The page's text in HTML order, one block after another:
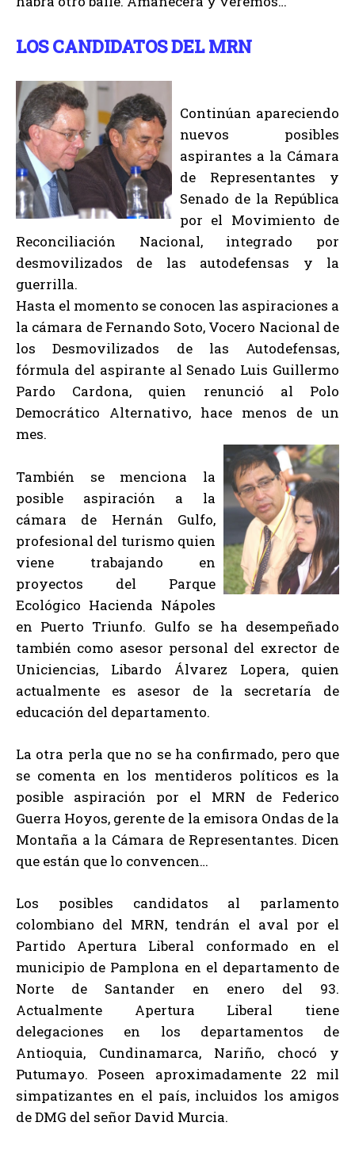
LOS CANDIDATOS DEL MRN
Continúan apareciendo
nuevos posibles
aspirantes a la Cámara
de Representantes y
Senado de la República
por el Movimiento de
Reconciliación Nacional, integrado por
desmovilizados de las autodefensas y la
guerrilla.
Hasta el momento se conocen las aspiraciones a
la cámara de Fernando Soto, Vocero Nacional de
los Desmovilizados de las Autodefensas,
fórmula del aspirante al Senado Luis Guillermo
Pardo Cardona, quien renunció al Polo
Democrático Alternativo, hace menos de un
mes.
También se menciona la
posible aspiración a la
cámara de Hernán Gulfo,
profesional del turismo quien
viene trabajando en
proyectos del Parque
Ecológico Hacienda Nápoles
en Puerto Triunfo. Gulfo se ha desempeñado
también como asesor personal del exrector de
Uniciencias, Libardo Álvarez Lopera, quien
actualmente es asesor de la secretaría de
educación del departamento.
La otra perla que no se ha confirmado, pero que
se comenta en los mentideros políticos es la
posible aspiración por el MRN de Federico
Guerra Hoyos, gerente de la emisora Ondas de la
Montaña a la Cámara de Representantes. Dicen
que están que lo convencen…
Los posibles candidatos al parlamento
colombiano del MRN, tendrán el aval por el
Partido Apertura Liberal conformado en el
municipio de Pamplona en el departamento de
Norte de Santander en enero del 93.
Actualmente Apertura Liberal tiene
delegaciones en los departamentos de
Antioquia, Cundinamarca, Nariño, chocó y
Putumayo. Poseen aproximadamente 22 mil
simpatizantes en el país, incluidos los amigos
de DMG del señor David Murcia.